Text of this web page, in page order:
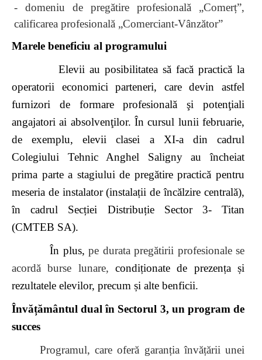
- domeniu de pregătire profesională „Comerț”,
calificarea profesională „Comerciant-Vânzător”
Marele beneficiu al programului
Elevii au posibilitatea să facă practică la
operatorii economici parteneri, caredevin astfel
furnizori de formare profesională şi potenţiali
angajatori ai absolvenţilor. În cursul lunii februarie,
de exemplu, elevii clasei a XI-a din cadrul
Colegiului Tehnic Anghel Saligny au încheiat
prima parte a stagiului de pregătire practică pentru
meseria de instalator (instalații de încălzire centrală),
în cadrul Secției Distribuție Sector 3- Titan
(CMTEB SA).
În plus, pe durata pregătirii profesionale se
acordă burse lunare, condiționate de prezența și
rezultatele elevilor, precum și alte benficii.
Învățământul dual în Sectorul 3, un program de
succes
Programul, care oferă garanția învățării unei